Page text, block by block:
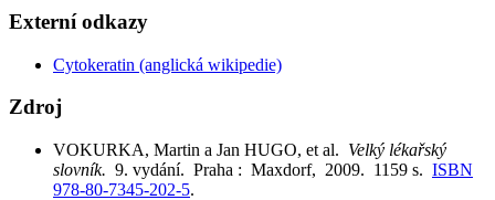
Externí odkazy
Cytokeratin (anglická wikipedie)
Zdroj
VOKURKA, Martin a Jan HUGO, et al. Velký lékařský
slovník. 9. vydání. Praha : Maxdorf, 2009. 1159 s. ISBN
978-80-7345-202-5.